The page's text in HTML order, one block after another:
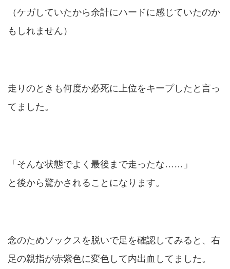
（ケガしていたから余計にハードに感じていたのか
もしれません）
走りのときも何度か必死に上位をキープしたと言っ
てました。
「そんな状態でよく最後まで走ったな……」
と後から驚かされることになります。
念のためソックスを脱いで足を確認してみると、右
足の親指が赤紫色に変色して内出血してました。